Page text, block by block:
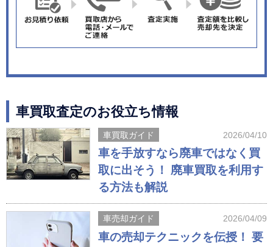
車買取査定のお役立ち情報
車買取ガイド 2026/04/10
車を手放すなら廃車ではなく買
取に出そう！ 廃車買取を利用す
る方法も解説
車売却ガイド 2026/04/09
車の売却テクニックを伝授！ 要